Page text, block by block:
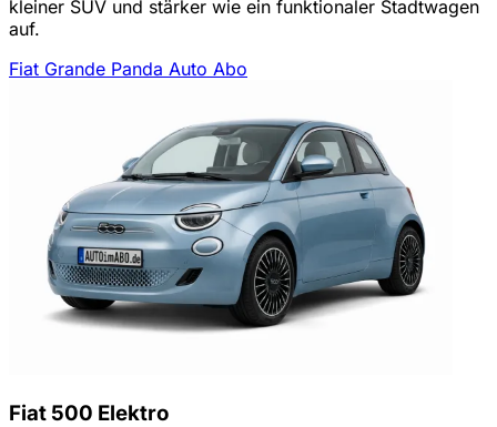
kleiner SUV und stärker wie ein funktionaler Stadtwagen
auf.
Fiat Grande Panda Auto Abo
Fiat 500 Elektro